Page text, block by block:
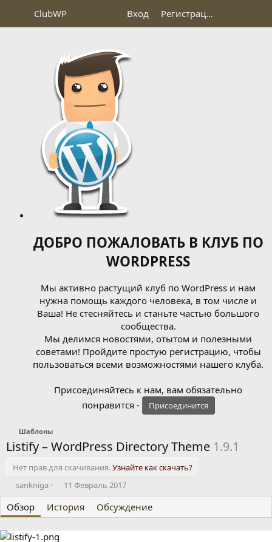
ClubWP Вход Регистрация
ДОБРО ПОЖАЛОВАТЬ В КЛУБ ПО
WORDPRESS
Мы активно растущий клуб по WordPress и нам
нужна помощь каждого человека, в том числе и
Ваша! Не стесняйтесь и станьте частью большого
сообщества.
Мы делимся новостями, отытом и полезными
советами! Пройдите простую регистрацию, чтобы
пользоваться всеми возможностями нашего клуба.
Присоединяйтесь к нам, вам обязательно
понравится -
Присоединится
Шаблоны
Listify – WordPress Directory Theme 1.9.1
Нет прав для скачивания.Узнайте как скачать?
А
т
о
р
sankniga
Д
т
а
с
11 Февраль 2017
Обзор История Обсуждение